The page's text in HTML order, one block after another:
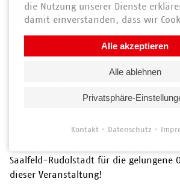
Vielen Dank an alle, die am
vorbeigekommen sind! Wir haben
rege Interesse an unserem
Saalfeld-Rudolstadt für die gelungene
dieser Veranstaltung!
die Nutzung unserer Dienste
damit einverstanden, dass wir
Alle akzeptieren
Alle ablehnen
Privatsphäre-
Kontakt Datenschutz